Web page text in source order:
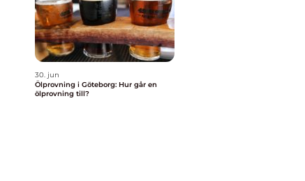
30. jun
Ölprovning i Göteborg: Hur går en
ölprovning till?